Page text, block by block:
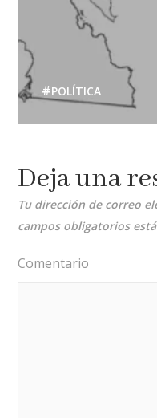
POLÍTICA
Deja una
Tu dirección de correo
campos obligatorios
Comentario